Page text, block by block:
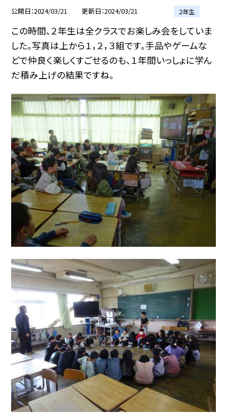
公開日 2024/03/21 更新日 2024/03/21 ２年生
この時間、２年生は全クラスでお楽しみ会をしていま
した。写真は上から１，２，３組です。手品やゲームな
どで仲良く楽しくすごせるのも、１年間いっしょに学ん
だ積み上げの結果ですね。